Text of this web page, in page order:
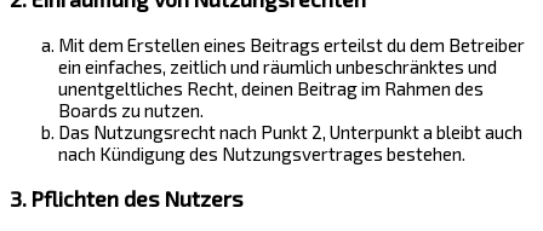
Mit dem Erstellen eines Beitrags erteilst du dem Betreiber
ein einfaches, zeitlich und räumlich unbeschränktes und
unentgeltliches Recht, deinen Beitrag im Rahmen des
Boards zu nutzen.
Das Nutzungsrecht nach Punkt 2, Unterpunkt a bleibt auch
nach Kündigung des Nutzungsvertrages bestehen.
3. Pflichten des Nutzers